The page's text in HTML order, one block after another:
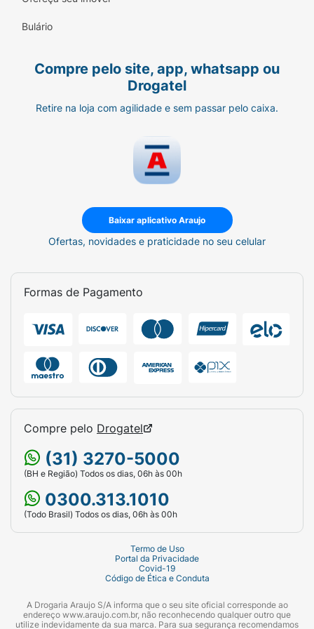
engravidar em curto prazo. Para o uso
Composição:Aqua, Disodium Edta,
Hydroxyethyl Ethylcellulose, SOdium
Acrylates Copolymer, Lecithin, Glycerin,
Caprylic/Capric Triglyceride, Phenoxyethanol,
Ethylhexylglycerin, Propanediol, Camellia
Sinensis Leaf Extract, Althaea Rosea Flower
Glyceryl Caprylate, Gluconolactone, Cellulose,
Retinal, Triethanolamine.
Bulário
Compre pelo site, app, whatsapp ou
Drogatel
Retire na loja com agilidade e sem passar pelo caixa.
Baixar aplicativo Araujo
Ofertas, novidades e praticidade no seu celular
Formas de Pagamento
Compre pelo Drogatel
(31) 3270-5000
(BH e Região) Todos os dias, 06h às 00h
0300.313.1010
(Todo Brasil) Todos os dias, 06h às 00h
Termo de Uso
Portal da Privacidade
Covid-19
Código de Ética e Conduta
A Drogaria Araujo S/A informa que o seu site oficial corresponde ao
endereço www.araujo.com.br, não reconhecendo qualquer outro que
utilize indevidamente da sua marca. Para sua segurança recomendamos